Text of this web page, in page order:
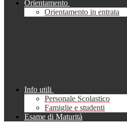
Orientamento
Orientamento in entrata
Info utili
Personale Scolastico
Famiglie e studenti
Esame di Maturità